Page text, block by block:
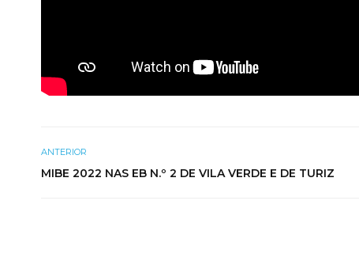
ANTERIOR
MIBE 2022 NAS EB N.º 2 DE VILA VERDE E DE TURIZ